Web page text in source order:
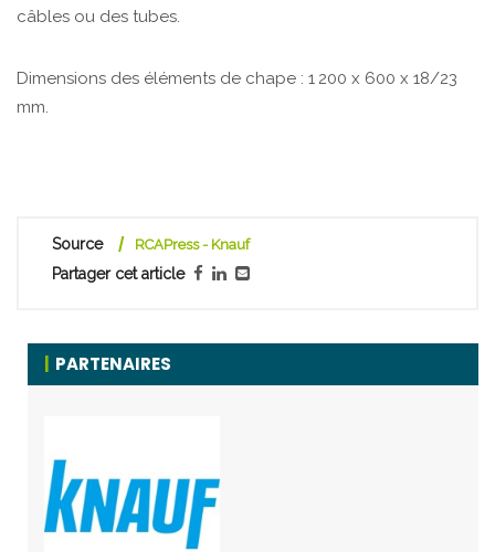
câbles ou des tubes.
Dimensions des éléments de chape : 1 200 x 600 x 18/23
mm.
Source RCAPress - Knauf
Partager cet article
PARTENAIRES